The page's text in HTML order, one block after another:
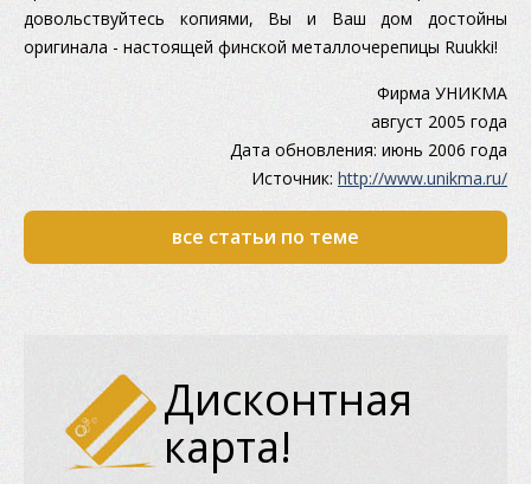
довольствуйтесь копиями, Вы и Ваш дом достойны
оригинала - настоящей финской металлочерепицы Ruukki!
Фирма УНИКМА
август 2005 года
Дата обновления: июнь 2006 года
Истoчник: http://www.unikma.ru/
все статьи по теме
Дисконтная
карта!